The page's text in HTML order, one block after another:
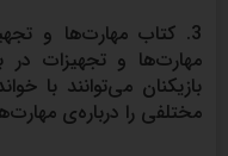
3. کتاب مهارت‌ها و
مهارت‌ها و تجهیزات
بازیکنان می‌توانند با
مختلفی را درباره‌ی